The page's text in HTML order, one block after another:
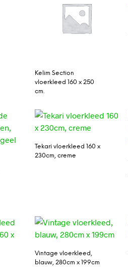
Kelim Section
vloerkleed 160 x 250
cm.
Tekari vloerkleed 160 x
230cm, creme
Vintage vloerkleed,
blauw, 280cm x 199cm